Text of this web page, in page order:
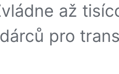
až
pro